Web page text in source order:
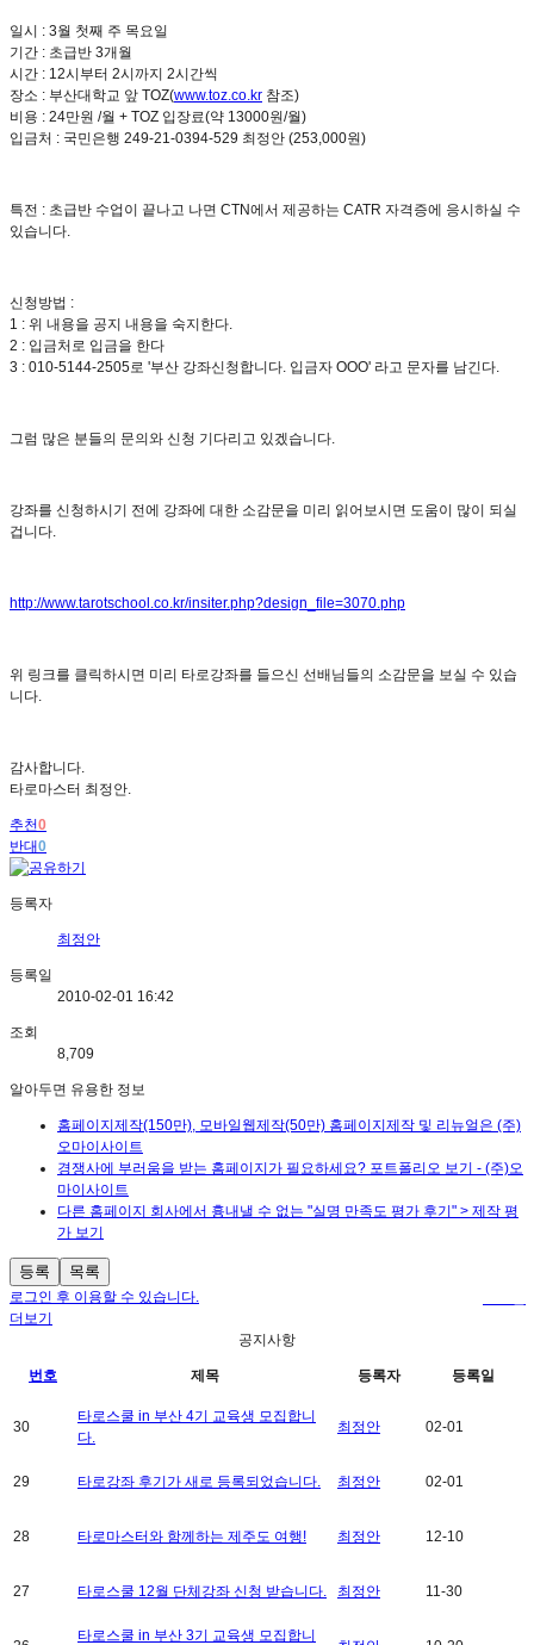
일시 : 3월 첫째 주 목요일
기간 : 초급반 3개월
시간 : 12시부터 2시까지 2시간씩
장소 : 부산대학교 앞 TOZ(www.toz.co.kr 참조)
비용 : 24만원 /월 + TOZ 입장료(약 13000원/월)
입금처 : 국민은행 249-21-0394-529 최정안 (253,000원)
특전 : 초급반 수업이 끝나고 나면 CTN에서 제공하는 CATR 자격증에 응시하실 수
있습니다.
신청방법 :
1 : 위 내용을 공지 내용을 숙지한다.
2 : 입금처로 입금을 한다
3 : 010-5144-2505로 '부산 강좌신청합니다. 입금자 OOO' 라고 문자를 남긴다.
그럼 많은 분들의 문의와 신청 기다리고 있겠습니다.
강좌를 신청하시기 전에 강좌에 대한 소감문을 미리 읽어보시면 도움이 많이 되실
겁니다.
http://www.tarotschool.co.kr/insiter.php?design_file=3070.php
위 링크를 클릭하시면 미리 타로강좌를 들으신 선배님들의 소감문을 보실 수 있습
니다.
감사합니다.
타로마스터 최정안.
추천0
반대0
등록자
최정안
등록일
2010-02-01 16:42
조회
8,709
알아두면 유용한 정보
홈페이지제작(150만), 모바일웹제작(50만) 홈페이지제작 및 리뉴얼은 (주)
오마이사이트
경쟁사에 부러움을 받는 홈페이지가 필요하세요? 포트폴리오 보기 - (주)오
마이사이트
다른 홈페이지 회사에서 흉내낼 수 없는 "실명 만족도 평가 후기" > 제작 평
가 보기
등록 목록
로그인 후 이용할 수 있습니다.
더보기
공지사항
번호 제목 등록자 등록일
30
타로스쿨 in 부산 4기 교육생 모집합니
다.
최정안 02-01
29 타로강좌 후기가 새로 등록되었습니다. 최정안 02-01
28 타로마스터와 함께하는 제주도 여행! 최정안 12-10
27 타로스쿨 12월 단체강좌 신청 받습니다. 최정안 11-30
타로스쿨 in 부산 3기 교육생 모집합니